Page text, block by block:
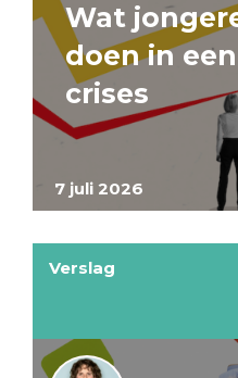
7 juli 2026
Wat
doen in
crises
Verslag